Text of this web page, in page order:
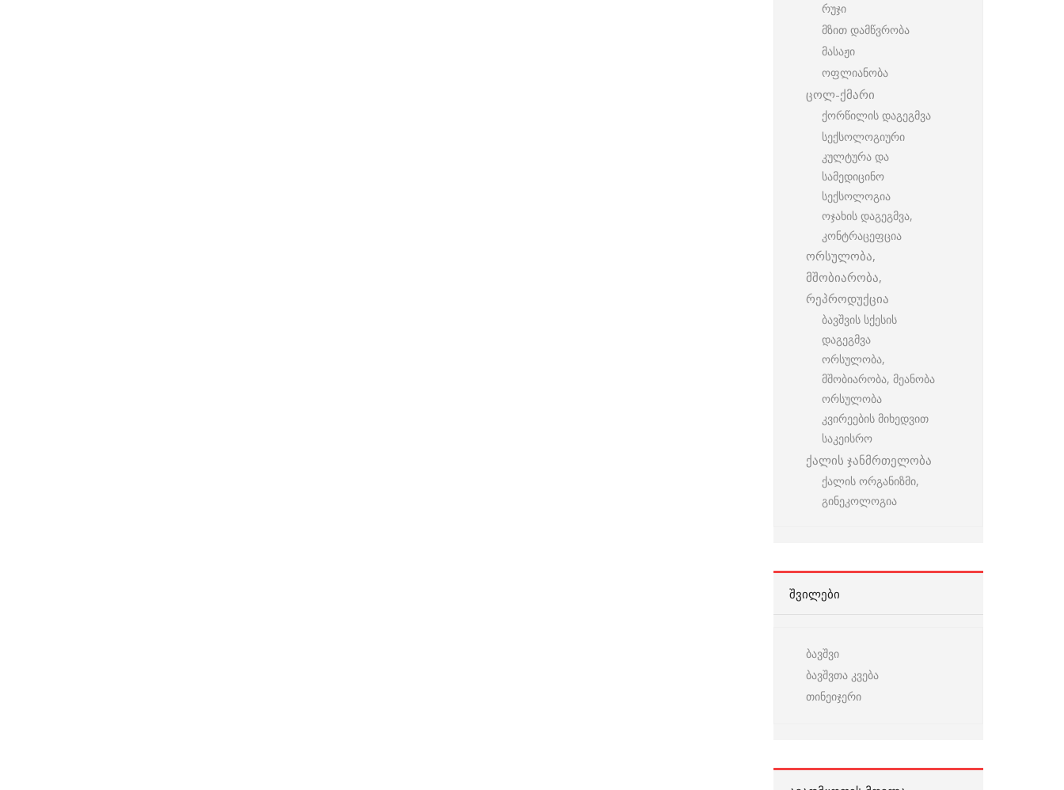
რუჯი
მზით დამწვრობა
მასაჟი
ოფლიანობა
ცოლ-ქმარი
ქორწილის დაგეგმვა
სექსოლოგიური
კულტურა და
სამედიცინო
სექსოლოგია
ოჯახის დაგეგმვა,
კონტრაცეფცია
ორსულობა,
მშობიარობა,
რეპროდუქცია
ბავშვის სქესის
დაგეგმვა
ორსულობა,
მშობიარობა, მეანობა
ორსულობა
კვირეების მიხედვით
საკეისრო
ქალის ჯანმრთელობა
ქალის ორგანიზმი,
გინეკოლოგია
ᲨᲕᲘᲚᲔᲑᲘ
ბავშვი
ბავშვთა კვება
თინეიჯერი